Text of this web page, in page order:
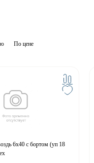
По цене
6x40 с бортом (уп 18